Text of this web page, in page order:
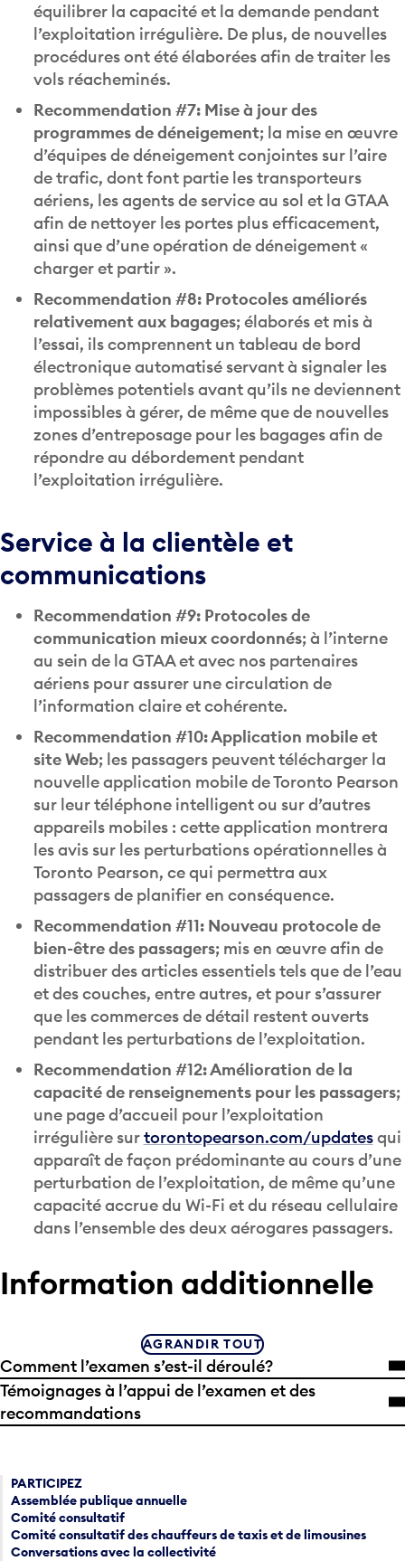
l’exploitation irrégulière. De plus, de nouvelles
procédures ont été élaborées afin de traiter les
vols réacheminés.
Recommendation #7: Mise à jour des
programmes de déneigement; la mise en œuvre
d’équipes de déneigement conjointes sur l’aire
de trafic, dont font partie les transporteurs
aériens, les agents de service au sol et la GTAA
afin de nettoyer les portes plus efficacement,
ainsi que d’une opération de déneigement «
charger et partir ».
Recommendation #8: Protocoles améliorés
relativement aux bagages; élaborés et mis à
l’essai, ils comprennent un tableau de bord
électronique automatisé servant à signaler les
problèmes potentiels avant qu’ils ne deviennent
impossibles à gérer, de même que de nouvelles
zones d’entreposage pour les bagages afin de
répondre au débordement pendant
l’exploitation irrégulière.
communications
communication mieux coordonnés; à l’interne
au sein de la GTAA et avec nos partenaires
aériens pour assurer une circulation de
l’information claire et cohérente.
Recommendation #10: Application mobile et
site Web; les passagers peuvent télécharger la
nouvelle application mobile de Toronto Pearson
sur leur téléphone intelligent ou sur d’autres
appareils mobiles : cette application montrera
les avis sur les perturbations opérationnelles à
Toronto Pearson, ce qui permettra aux
passagers de planifier en conséquence.
Recommendation #11: Nouveau protocole de
bien-être des passagers; mis en œuvre afin de
distribuer des articles essentiels tels que de l’eau
et des couches, entre autres, et pour s’assurer
que les commerces de détail restent ouverts
pendant les perturbations de l’exploitation.
Recommendation #12: Amélioration de la
capacité de renseignements pour les passagers
une page d’accueil pour l’exploitation
irrégulière surtorontopearson.com/updates
apparaît de façon prédominante au cours d’une
perturbation de l’exploitation, de même qu’une
capacité accrue du Wi-Fi et du réseau cellulaire
dans l’ensemble des deux aérogares passagers.
Information additionnelle
Comment l’examen s’est-il déroulé?
Témoignages à l’appui de l’examen et des
recommandations
Assemblée publique annuelle
Comité consultatif
Comité consultatif des chauffeurs de taxis et de limousines
Conversations avec la collectivité